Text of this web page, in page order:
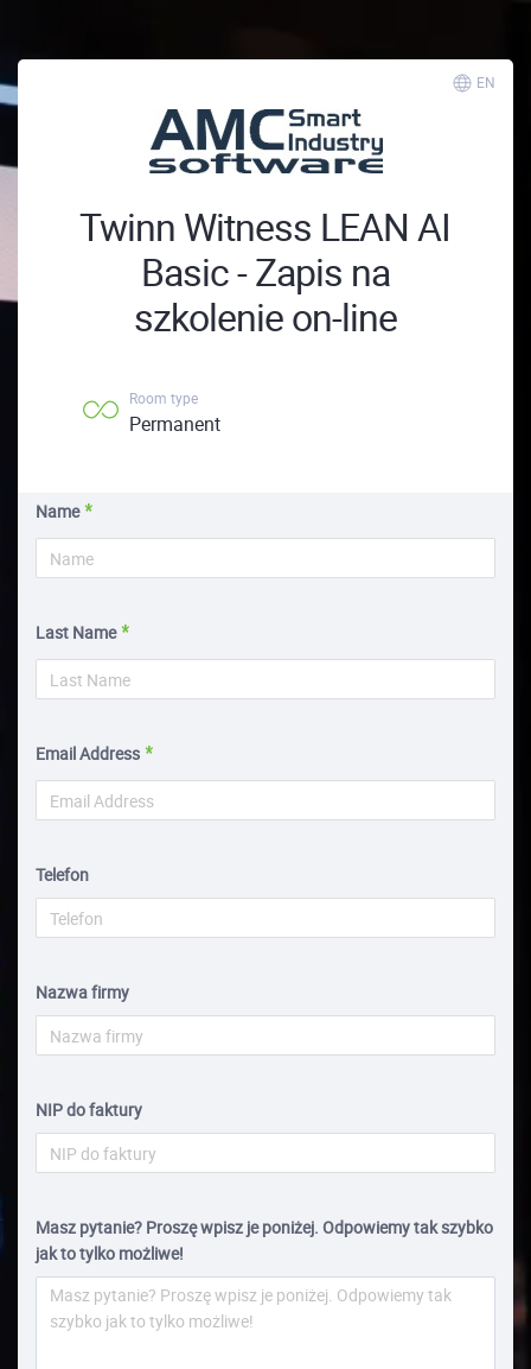
EN
Twinn Witness LEAN AI
Basic - Zapis na
szkolenie on-line
Room type
Permanent
Name
Last Name
Email Address
Telefon
Nazwa firmy
NIP do faktury
Masz pytanie? Proszę wpisz je poniżej. Odpowiemy tak szybko
jak to tylko możliwe!